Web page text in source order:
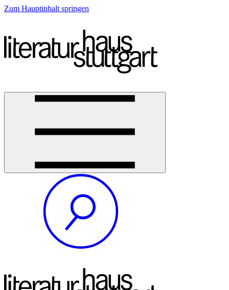
Zum Hauptinhalt springen